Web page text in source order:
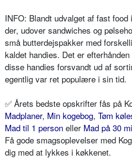
INFO: Blandt udvalget af fast food
der, udover sandwiches og
små butterdejspakker med
kaldet handies. Det er
disse handies forsvandt ud af
egentlig var ret populære i sin tid.
✅ Årets bedste opskrifter fås på
Madplaner, Min kogebog, Tøm
Mad til 1 person eller Mad på 30
Få gode smagsoplevelser med
dig med at lykkes i køkkenet.